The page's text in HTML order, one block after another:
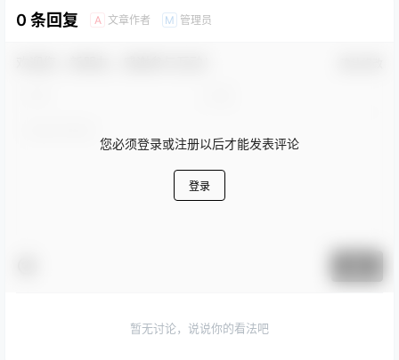
0 条回复 A 文章作者 M 管理员
您必须登录或注册以后才能发表评论
登录
暂无讨论，说说你的看法吧